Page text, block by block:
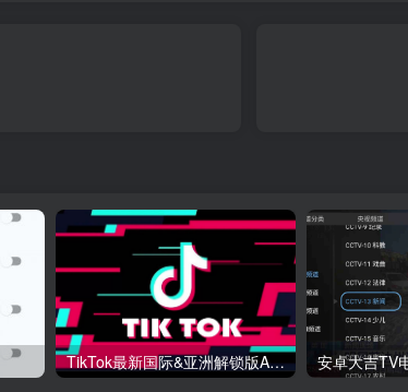
TikTok最新国际&亚洲解锁版APP v43.1.4 TikTok Plugin v2.31